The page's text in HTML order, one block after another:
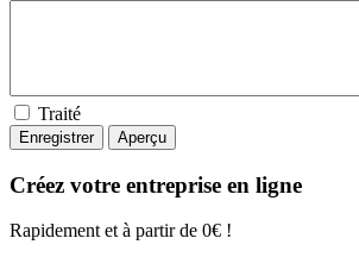
Traité
Créez votre entreprise en ligne
Rapidement et à partir de 0€ !